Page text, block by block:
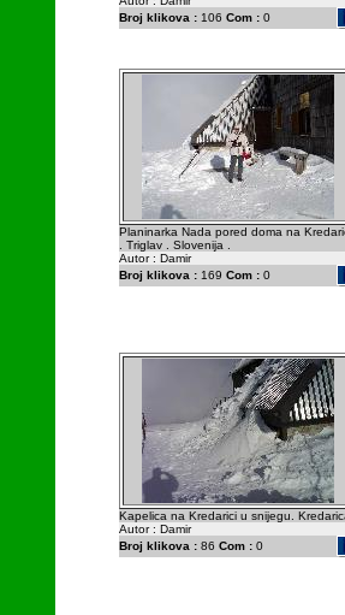
Broj klikova :106 Com :0
Planinarka Nada pored doma na
. Triglav . Slovenija .
Autor : Damir
Broj klikova :169 Com :0
Kapelica na Kredarici u snijegu.
Autor : Damir
Broj klikova :86 Com :0